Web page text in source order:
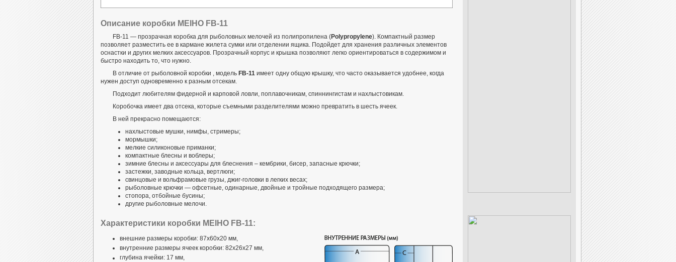
Описание коробки MEIHO FB-11
FB-11 — прозрачная коробка для рыболовных мелочей из полипропилена (Polypropylene). Компактный размер
позволяет разместить ее в кармане жилета сумки или отделении ящика. Подойдет для хранения различных элементов
оснастки и других мелких аксессуаров. Прозрачный корпус и крышка позволяют легко ориентироваться в содержимом и
быстро находить то, что нужно.
В отличие от рыболовной коробки , модель FB-11 имеет одну общую крышку, что часто оказывается удобнее, когда
нужен доступ одновременно к разным отсекам.
Подходит любителям фидерной и карповой ловли, поплавочникам, спиннингистам и нахлыстовикам.
Коробочка имеет два отсека, которые съемными разделителями можно превратить в шесть ячеек.
В ней прекрасно помещаются:
нахлыстовые мушки, нимфы, стримеры;
мормышки;
мелкие силиконовые приманки;
компактные блесны и воблеры;
зимние блесны и аксессуары для блеснения – кембрики, бисер, запасные крючки;
застежки, заводные кольца, вертлюги;
свинцовые и вольфрамовые грузы, джиг-головки в легких весах;
рыболовные крючки — офсетные, одинарные, двойные и тройные подходящего размера;
стопора, отбойные бусины;
другие рыболовные мелочи.
Характеристики коробки MEIHO FB-11:
внешние размеры коробки: 87x60x20 мм,
внутренние размеры ячеек коробки: 82x26x27 мм,
глубина ячейки: 17 мм,